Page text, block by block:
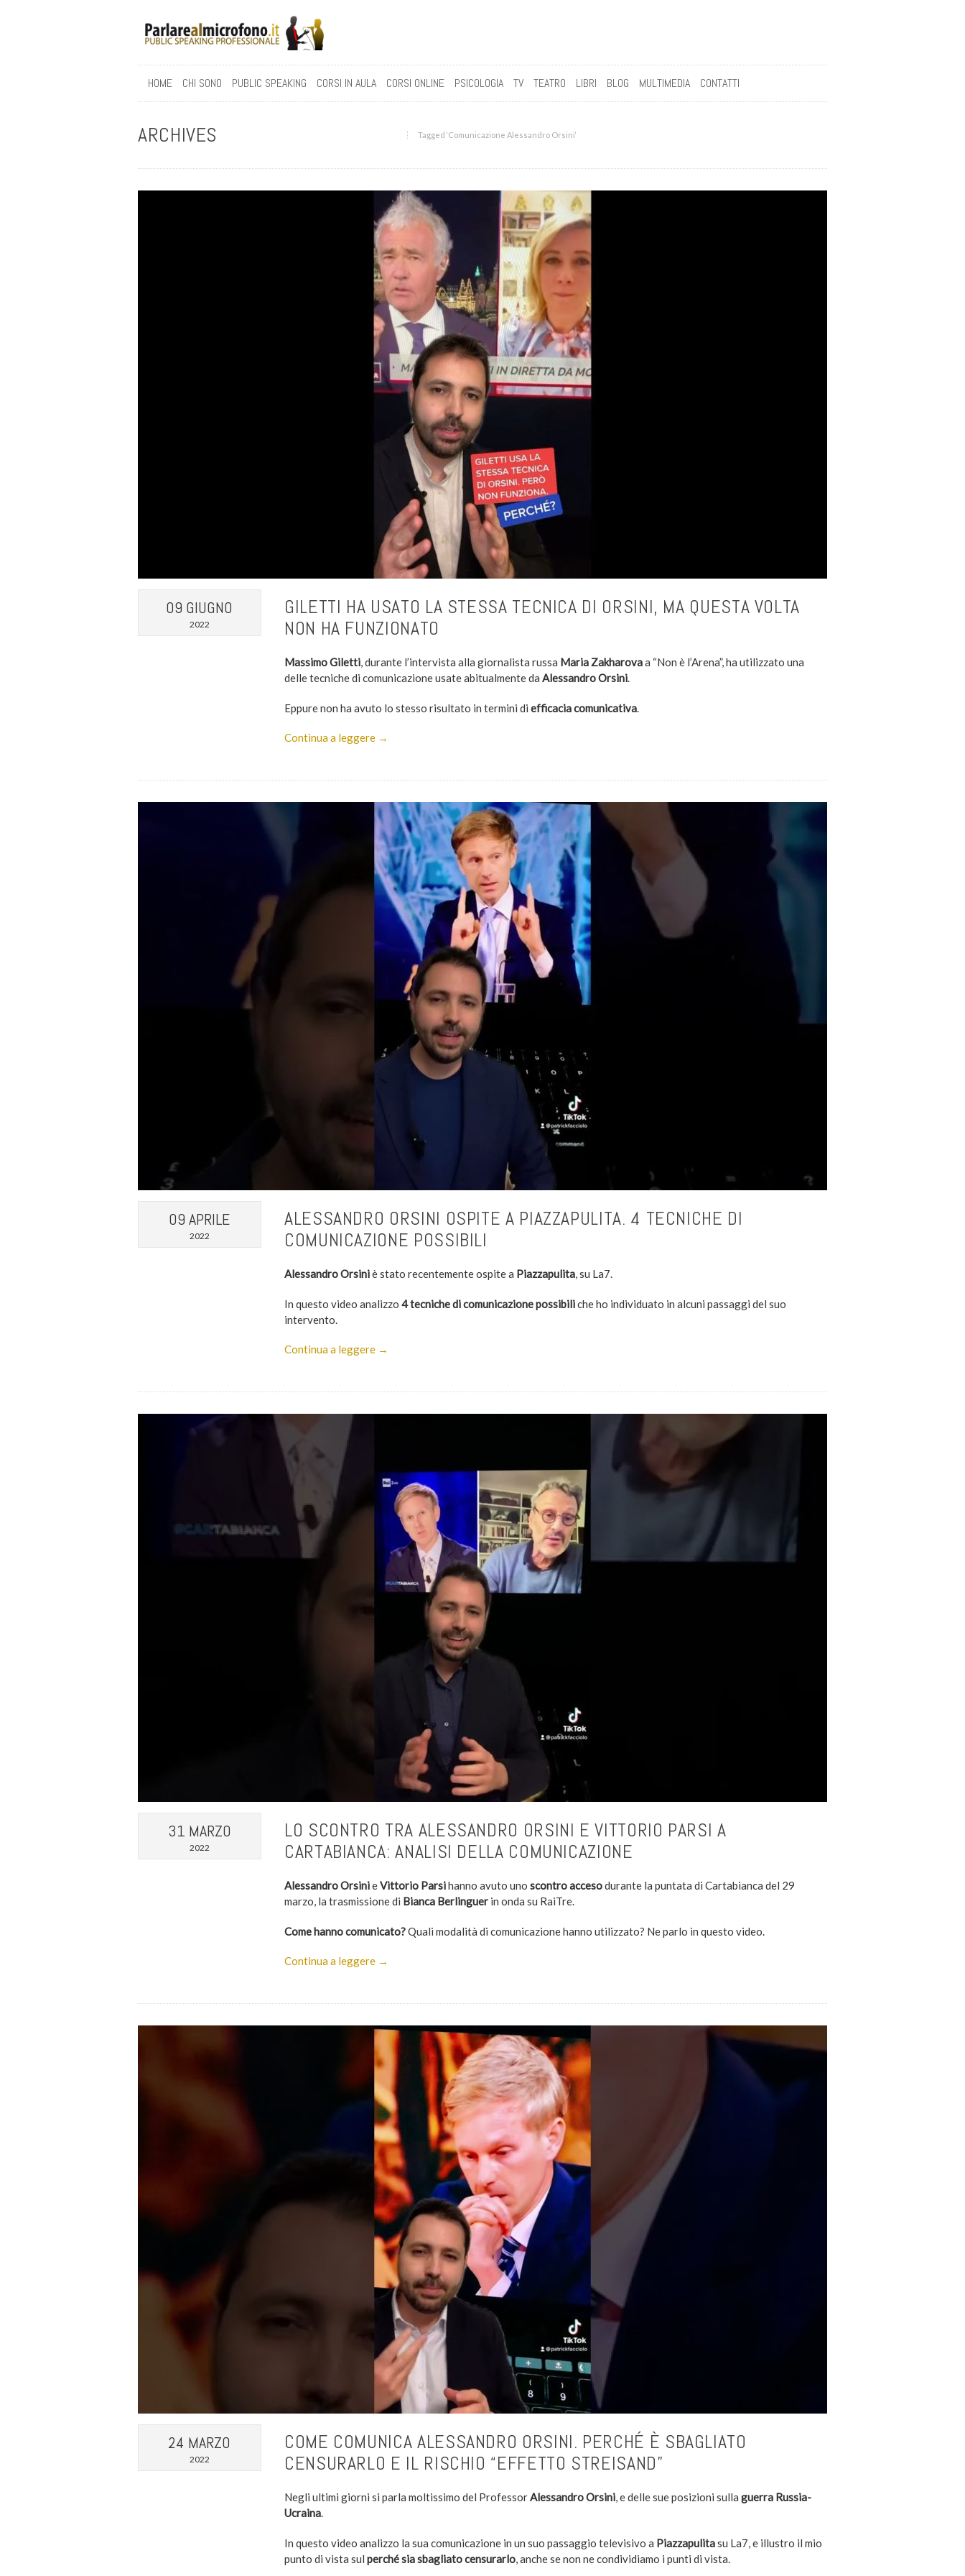
HOME CHI SONO PUBLIC SPEAKING CORSI IN AULA CORSI ONLINE PSICOLOGIA TV TEATRO LIBRI BLOG MULTIMEDIA CONTATTI
ARCHIVES Tagged ‘Comunicazione Alessandro Orsini‘
09 GIUGNO
2022
GILETTI HA USATO LA STESSA TECNICA DI ORSINI, MA QUESTA VOLTA
NON HA FUNZIONATO
Massimo Giletti, durante l’intervista alla giornalista russa Maria Zakharovaa “Non è l’Arena”, ha utilizzato una
delle tecniche di comunicazione usate abitualmente da Alessandro Orsini.
Eppure non ha avuto lo stesso risultato in termini di efficacia comunicativa.
Continua a leggere →
09 APRILE
2022
ALESSANDRO ORSINI OSPITE A PIAZZAPULITA. 4 TECNICHE DI
COMUNICAZIONE POSSIBILI
Alessandro Orsiniè stato recentemente ospite a Piazzapulita, su La7.
In questo video analizzo 4 tecniche di comunicazione possibiliche ho individuato in alcuni passaggi del suo
intervento.
Continua a leggere →
31 MARZO
2022
LO SCONTRO TRA ALESSANDRO ORSINI E VITTORIO PARSI A
CARTABIANCA: ANALISI DELLA COMUNICAZIONE
Alessandro OrsinieVittorio Parsihanno avuto uno scontro accesodurante la puntata di Cartabianca del 29
marzo, la trasmissione di Bianca Berlinguerin onda su RaiTre.
Come hanno comunicato?Quali modalità di comunicazione hanno utilizzato? Ne parlo in questo video.
Continua a leggere →
24 MARZO
2022
COME COMUNICA ALESSANDRO ORSINI. PERCHÉ È SBAGLIATO
CENSURARLO E IL RISCHIO “EFFETTO STREISAND”
Negli ultimi giorni si parla moltissimo del ProfessorAlessandro Orsini, e delle sue posizioni sulla guerra Russia-
Ucraina.
In questo video analizzo la sua comunicazione in un suo passaggio televisivo a Piazzapulitasu La7, e illustro il mio
punto di vista sul perché sia sbagliato censurarlo, anche se non ne condividiamo i punti di vista.